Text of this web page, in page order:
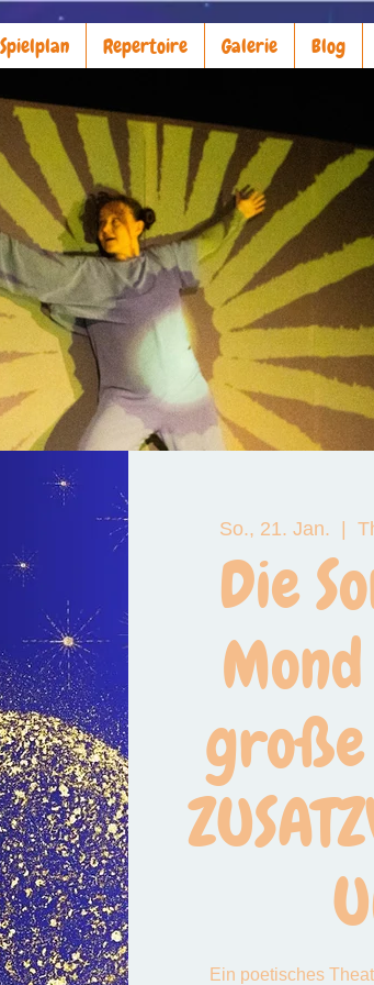
Spielplan Repertoire Galerie Blog
So., 21. Jan.
Die
große
Ein poetisches